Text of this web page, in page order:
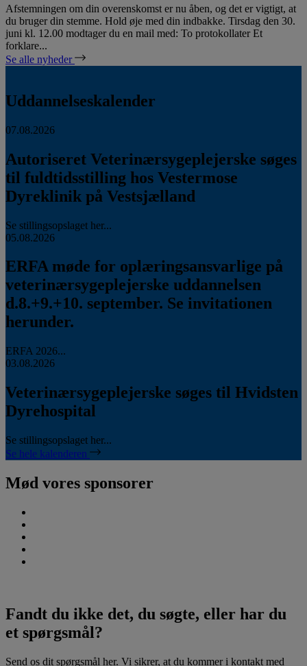
Afstemningen om din overenskomst er nu åben, og det er vigtigt, at
du bruger din stemme. Hold øje med din indbakke. Tirsdag den 30.
juni kl. 12.00 modtager du en mail med: To protokollater Et
forklare...
Se alle nyheder
Uddannelseskalender
07.08.2026
Autoriseret Veterinærsygeplejerske søges
til fuldtidsstilling hos Vestermose
Dyreklinik på Vestsjælland
Se stillingsopslaget her...
05.08.2026
ERFA møde for oplæringsansvarlige på
veterinærsygeplejerske uddannelsen
d.8.+9.+10. september. Se invitationen
herunder.
ERFA 2026...
03.08.2026
Veterinærsygeplejerske søges til Hvidsten
Dyrehospital
Se stillingsopslaget her...
Se hele kalenderen
Mød vores sponsorer
Fandt du ikke det, du søgte, eller har du
et spørgsmål?
Send os dit spørgsmål her. Vi sikrer, at du kommer i kontakt med